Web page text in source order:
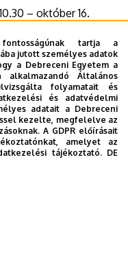
– október 16.
(Debrecen,tartja a
jutott személyes adatok
a Debreceni Egyetem a
alkalmazandó Általános
folyamatait és
és adatvédelmi
adatait a Debreceni
kezelte, megfelelve az
A GDPR előírásait
amelyet az
tájékoztató. DE